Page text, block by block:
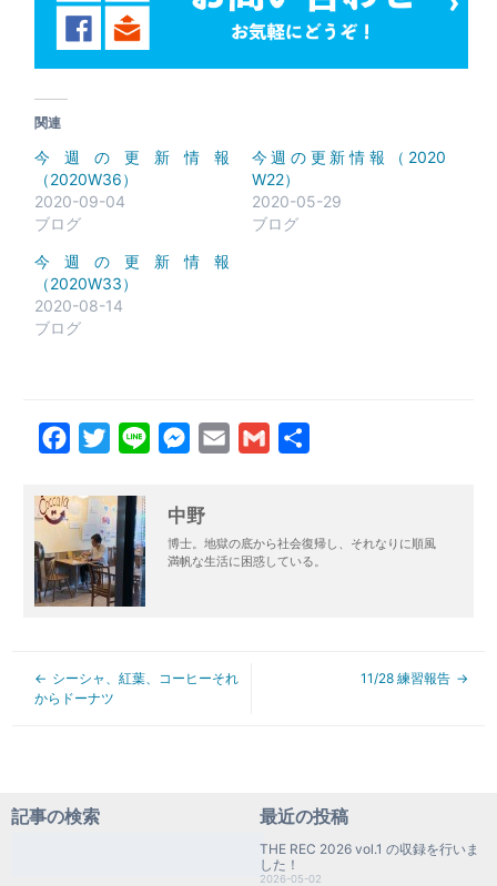
関連
今週の更新情報
（2020W36）
2020-09-04
ブログ
今週の更新情報（2020
W22）
2020-05-29
ブログ
今週の更新情報
（2020W33）
2020-08-14
ブログ
FacebookTwitterLine Messenger
Email Gmail
中野
博士。地獄の底から社会復帰し、それなりに順風
満帆な生活に困惑している。
シーシャ、紅葉、コーヒーそれ
からドーナツ
11/28 練習報告
記事の検索 最近の投稿
THE REC 2026 vol.1 の収録を行いま
した！
2026-05-02